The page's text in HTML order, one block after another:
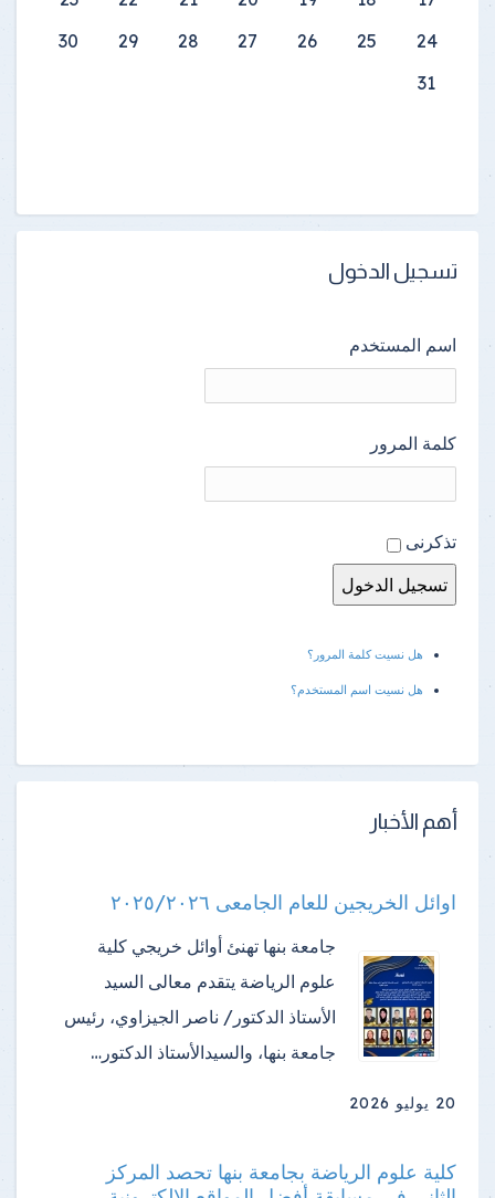
24
25
26
27
28
29
30
31
تسجيل الدخول
اسم المستخدم
كلمة المرور
تذكرنى
هل نسيت كلمة المرور؟
هل نسيت اسم المستخدم؟
أهم الأخبار
اوائل الخريجين للعام الجامعى ٢٠٢٥/٢٠٢٦
جامعة بنها تهنئ أوائل خريجي كلية
علوم الرياضة ​يتقدم معالى السيد
الأستاذ الدكتور/ ناصر الجيزاوي، رئيس
جامعة بنها، والسيدالأستاذ الدكتور…
20 يوليو 2026
كلية علوم الرياضة بجامعة بنها تحصد المركز